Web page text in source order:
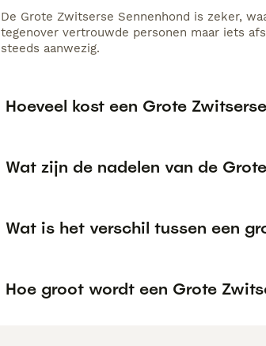
De Grote Zwitserse Sennenhond is zeker,
tegenover vertrouwde personen maar iets
steeds aanwezig.
Hoeveel kost een Grote
Wat zijn de nadelen van de
Wat is het verschil tussen een
Hoe groot wordt een Grote